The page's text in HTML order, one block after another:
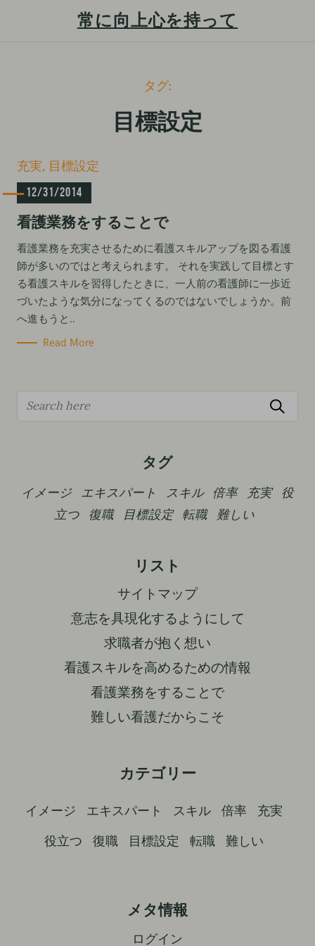
常に向上心を持って
タグ:
目標設定
C
a
t
e
g
r
i
e
s
充実 目標設定
12/31/2014
看護業務をすることで
看護業務を充実させるために看護スキルアップを図る看護
師が多いのではと考えられます。 それを実践して目標とす
る看護スキルを習得したときに、一人前の看護師に一歩近
づいたような気分になってくるのではないでしょうか。前
へ進もうと..
Read More
h
タグ
イメージ エキスパート スキル 倍率 充実
役
立つ
復職 目標設定 転職 難しい
リスト
サイトマップ
意志を具現化するようにして
求職者が抱く想い
看護スキルを高めるための情報
看護業務をすることで
難しい看護だからこそ
カテゴリー
イメージ エキスパート スキル 倍率
充実
役立つ
復職 目標設定 転職 難しい
メタ情報
ログイン